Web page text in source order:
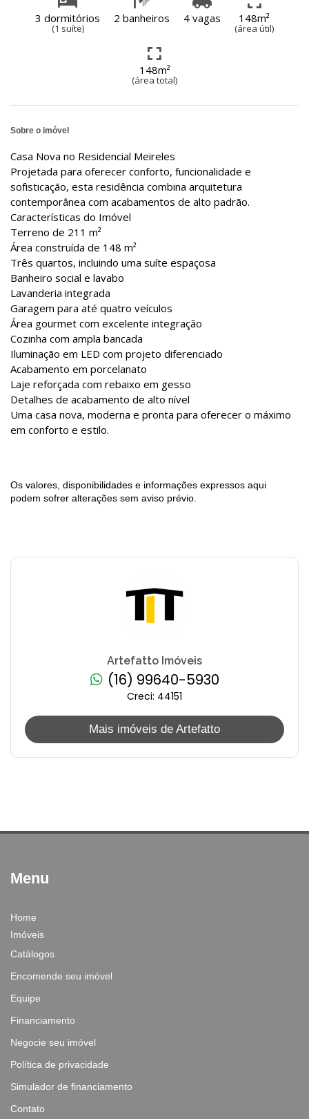
3 dormitórios
(1 suíte)
2 banheiros 4 vagas 148m²
(área útil)
148m²
(área total)
Sobre o imóvel
Casa Nova no Residencial Meireles
Projetada para oferecer conforto, funcionalidade e
sofisticação, esta residência combina arquitetura
contemporânea com acabamentos de alto padrão.
Características do Imóvel
Terreno de 211 m²
Área construída de 148 m²
Três quartos, incluindo uma suíte espaçosa
Banheiro social e lavabo
Lavanderia integrada
Garagem para até quatro veículos
Área gourmet com excelente integração
Cozinha com ampla bancada
Iluminação em LED com projeto diferenciado
Acabamento em porcelanato
Laje reforçada com rebaixo em gesso
Detalhes de acabamento de alto nível
Uma casa nova, moderna e pronta para oferecer o máximo
em conforto e estilo.
Os valores, disponibilidades e informações expressos aqui
podem sofrer alterações sem aviso prévio.
Artefatto Imóveis
(16) 99640-5930
Creci: 44151
Mais imóveis de Artefatto
Menu
Home
Imóveis
Catálogos
Encomende seu imóvel
Equipe
Financiamento
Negocie seu imóvel
Política de privacidade
Simulador de financiamento
Contato